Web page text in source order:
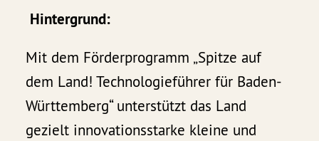
Hintergrund:
Mit dem Förderprogramm „Spitze auf
dem Land! Technologieführer für Baden-
Württemberg“ unterstützt das Land
gezielt innovationsstarke kleine und